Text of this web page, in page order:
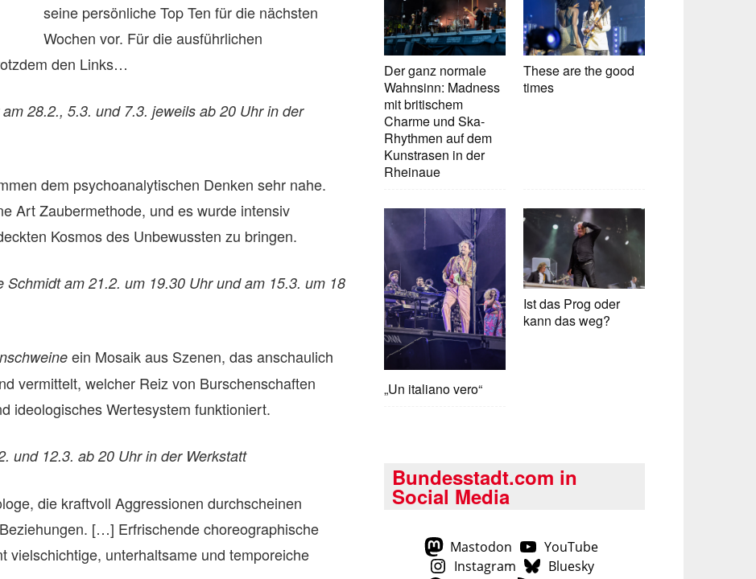
seine persönliche Top Ten für die nächsten
Wochen vor. Für die ausführlichen
den Links…
28.2., 5.3. und 7.3. jeweils ab 20 Uhr in der
dem psychoanalytischen Denken sehr nahe.
Art Zaubermethode, und es wurde intensiv
Kosmos des Unbewussten zu bringen.
Schmidt am 21.2. um 19.30 Uhr und am 15.3. um 18
ein Mosaik aus Szenen, das anschaulich
vermittelt, welcher Reiz von Burschenschaften
ideologisches Wertesystem funktioniert.
und 12.3. ab 20 Uhr in der Werkstatt
die kraftvoll Aggressionen durchscheinen
[…] Erfrischende choreographische
vielschichtige, unterhaltsame und temporeiche
Der ganz normale
Wahnsinn: Madness
mit britischem
Charme und Ska-
Rhythmen auf dem
Kunstrasen in der
Rheinaue
These are the good
times
„Un italiano vero“
Ist das Prog oder
kann das weg?
Bundesstadt.com in
Social Media
Mastodon
YouTube
Instagram
Bluesky